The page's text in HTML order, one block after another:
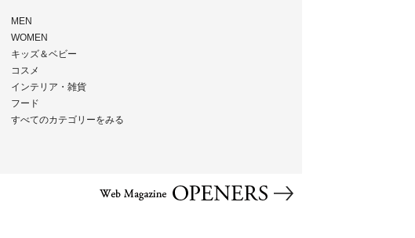
MEN
WOMEN
キッズ＆ベビー
コスメ
インテリア・雑貨
フード
すべてのカテゴリーをみる